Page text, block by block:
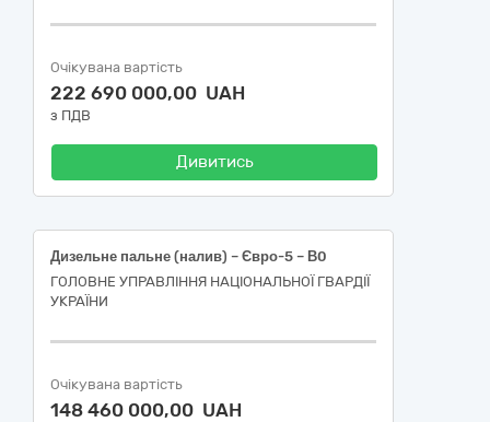
Очікувана вартість
222 690 000,00 UAH
з ПДВ
Дивитись
Дизельне пальне (налив) – Євро-5 – В0
ГОЛОВНЕ УПРАВЛІННЯ НАЦІОНАЛЬНОЇ ГВАРДІЇ
УКРАЇНИ
Очікувана вартість
148 460 000,00 UAH